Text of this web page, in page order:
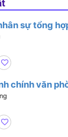
sự tổng
chính văn